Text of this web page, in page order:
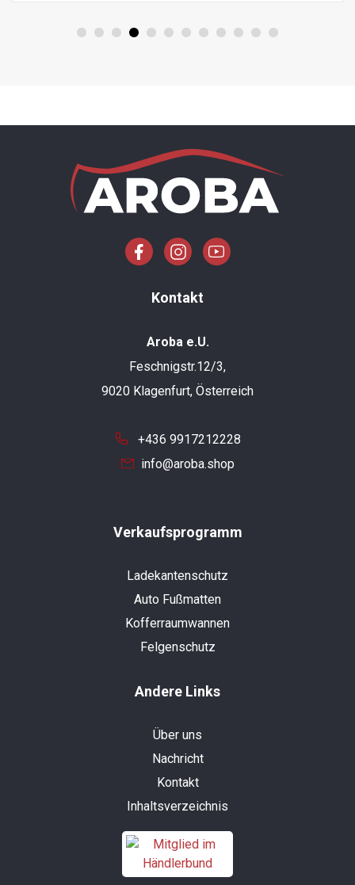
Kontakt
Aroba e.U.
Feschnigstr.12/3,
9020 Klagenfurt, Österreich
+436 9917212228
info@aroba.shop
Verkaufsprogramm
Ladekantenschutz
Auto Fußmatten
Kofferraumwannen
Felgenschutz
Andere Links
Über uns
Nachricht
Kontakt
Inhaltsverzeichnis